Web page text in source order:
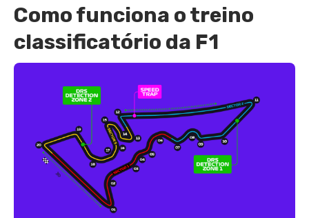
Como funciona o treino
classificatório da F1